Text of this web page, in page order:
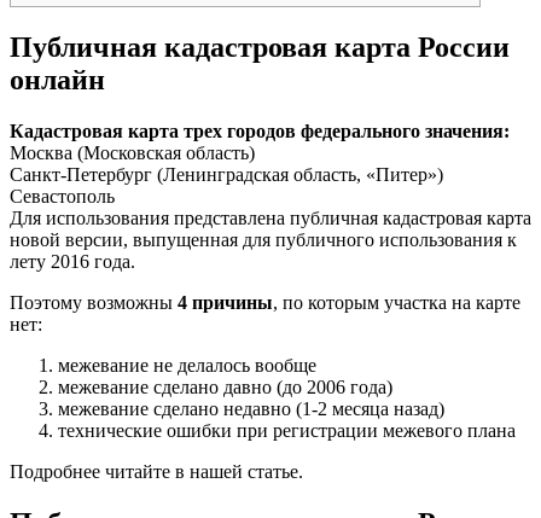
Публичная кадастровая карта России
онлайн
Кадастровая карта трех городов федерального значения:
Москва (Московская область)
Санкт-Петербург (Ленинградская область, «Питер»)
Севастополь
Для использования представлена публичная кадастровая карта
новой версии, выпущенная для публичного использования к
лету 2016 года.
Поэтому возможны 4 причины, по которым участка на карте
нет:
межевание не делалось вообще
межевание сделано давно (до 2006 года)
межевание сделано недавно (1-2 месяца назад)
технические ошибки при регистрации межевого плана
Подробнее читайте в нашей статье.